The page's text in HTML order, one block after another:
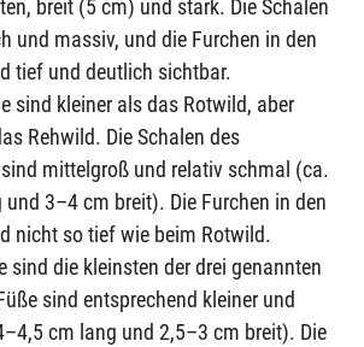
breit (5 cm) und stark. Die Schalen
und massiv, und die Furchen in den
tief und deutlich sichtbar.
sind kleiner als das Rotwild, aber
Rehwild. Die Schalen des
mittelgroß und relativ schmal (ca.
und 3–4 cm breit). Die Furchen in den
nicht so tief wie beim Rotwild.
sind die kleinsten der drei genannten
sind entsprechend kleiner und
cm lang und 2,5–3 cm breit). Die